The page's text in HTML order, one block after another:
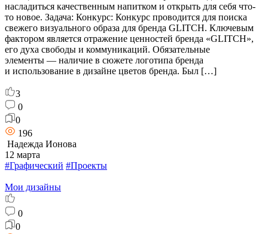
насладиться качественным напитком и открыть для себя что-
то новое. Задача: Конкурс: Конкурс проводится для поиска
свежего визуального образа для бренда GLITCH. Ключевым
фактором является отражение ценностей бренда «GLITCH»,
его духа свободы и коммуникаций. Обязательные
элементы — наличие в сюжете логотипа бренда
и использование в дизайне цветов бренда. Был […]
3
0
0
196
Надежда Ионова
12 марта
#Графический #Проекты
Мои дизайны
0
0